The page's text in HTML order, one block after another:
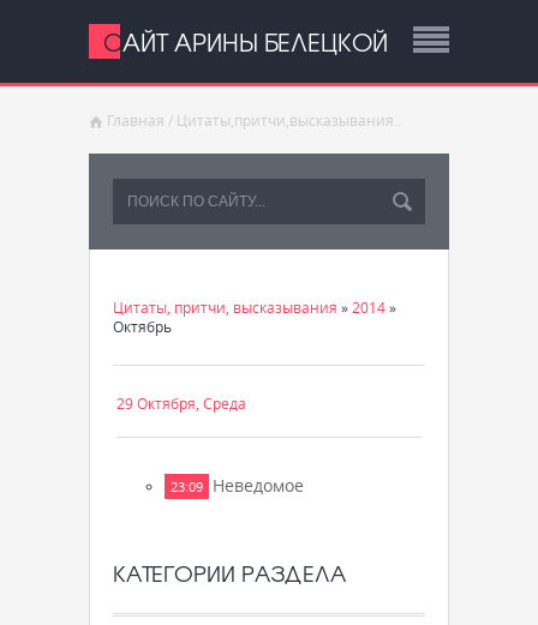
САЙТ АРИНЫ БЕЛЕЦКОЙ
Главная / Цитаты,притчи,высказывания..
Цитаты, притчи, высказывания » 2014»
Октябрь
29 Октября, Среда
23:09 Неведомое
КАТЕГОРИИ РАЗДЕЛА